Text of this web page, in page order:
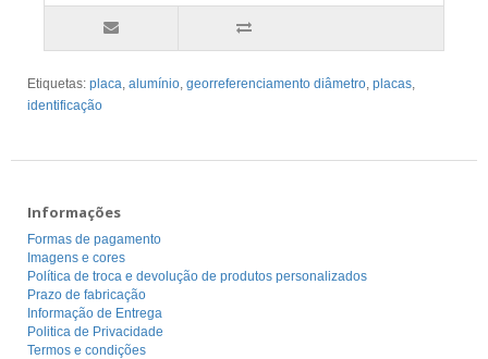
Etiquetas: placa, alumínio, georreferenciamento diâmetro, placas,
identificação
Informações
Formas de pagamento
Imagens e cores
Política de troca e devolução de produtos personalizados
Prazo de fabricação
Informação de Entrega
Politica de Privacidade
Termos e condições